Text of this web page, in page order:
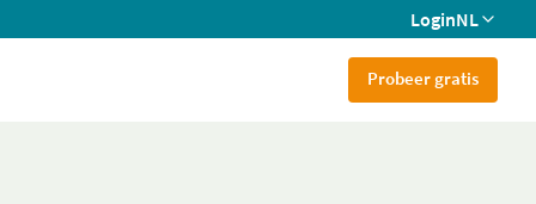
LoginNL
Probeer gratis